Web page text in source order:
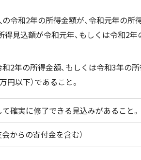
令和2年の所得金額が、令和元年の所
得見込額が令和元年、もしくは令和2
年の所得金額、もしくは令和3年の
円以下）であること。
確実に修了できる見込みがあること。
からの寄付金を含む）